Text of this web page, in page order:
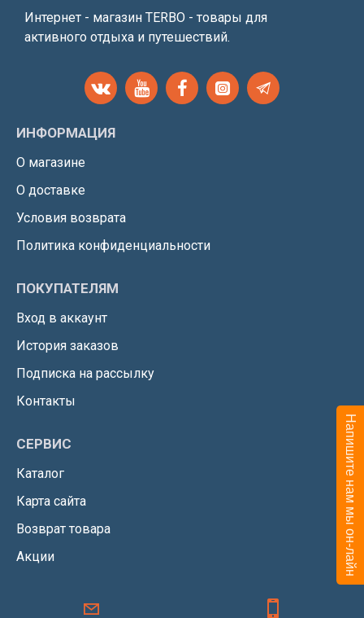
Интернет - магазин TERBO - товары для
активного отдыха и путешествий.
ИНФОРМАЦИЯ
О магазине
О доставке
Условия возврата
Политика конфиденциальности
ПОКУПАТЕЛЯМ
Вход в аккаунт
История заказов
Подписка на рассылку
Контакты
СЕРВИС
Каталог
Карта сайта
Возврат товара
Акции
Напишите нам мы он-лайн